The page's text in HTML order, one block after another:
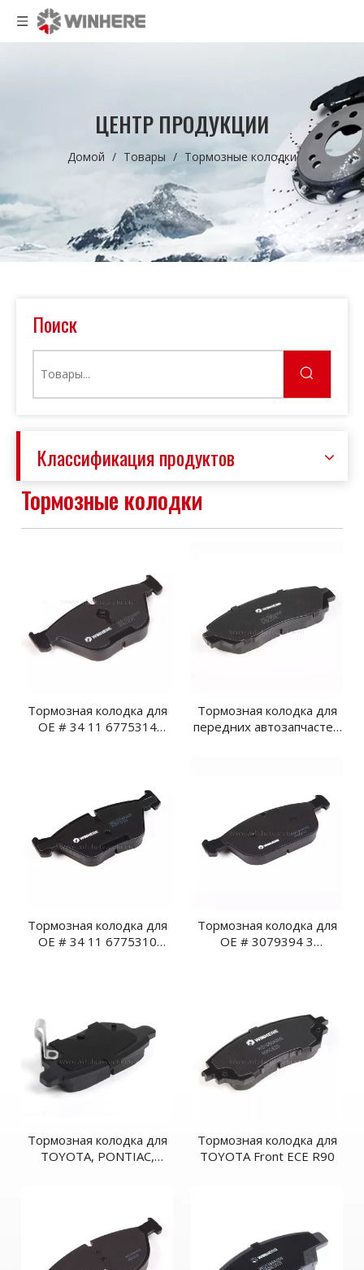
ЦЕНТР ПРОДУКЦИИ
Домой / Товары / Тормозные колодки
Поиск
Классификация продуктов
Тормозные колодки
Тормозная колодка для
OE # 34 11 6775314
Тормозная колодка для
передних автозапчастей
Тормозная колодка для
OE # 34 11 6775310
Тормозная колодка для
OE # 3079394 3
Тормозная колодка для
TOYOTA, PONTIAC,
Тормозная колодка для
TOYOTA Front ECE R90